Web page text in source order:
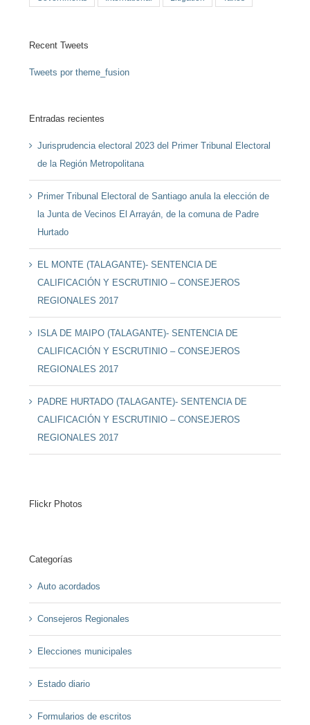
Recent Tweets
Tweets por theme_fusion
Entradas recientes
Jurisprudencia electoral 2023 del Primer Tribunal Electoral
de la Región Metropolitana
Primer Tribunal Electoral de Santiago anula la elección de
la Junta de Vecinos El Arrayán, de la comuna de Padre
Hurtado
EL MONTE (TALAGANTE)- SENTENCIA DE
CALIFICACIÓN Y ESCRUTINIO – CONSEJEROS
REGIONALES 2017
ISLA DE MAIPO (TALAGANTE)- SENTENCIA DE
CALIFICACIÓN Y ESCRUTINIO – CONSEJEROS
REGIONALES 2017
PADRE HURTADO (TALAGANTE)- SENTENCIA DE
CALIFICACIÓN Y ESCRUTINIO – CONSEJEROS
REGIONALES 2017
Flickr Photos
Categorías
Auto acordados
Consejeros Regionales
Elecciones municipales
Estado diario
Formularios de escritos